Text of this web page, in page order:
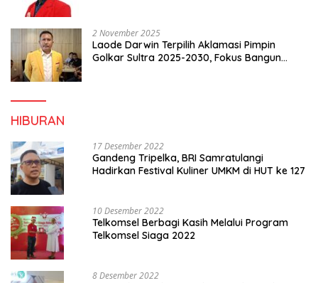
2 November 2025
Laode Darwin Terpilih Aklamasi Pimpin
Golkar Sultra 2025-2030, Fokus Bangun
HIBURAN
17 Desember 2022
Gandeng Tripelka, BRI Samratulangi
Hadirkan Festival Kuliner UMKM di HUT ke 127
10 Desember 2022
Telkomsel Berbagi Kasih Melalui Program
Telkomsel Siaga 2022
8 Desember 2022